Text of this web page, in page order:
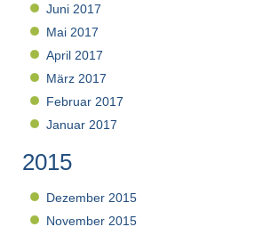
Juni 2017
Mai 2017
April 2017
März 2017
Februar 2017
Januar 2017
2015
Dezember 2015
November 2015